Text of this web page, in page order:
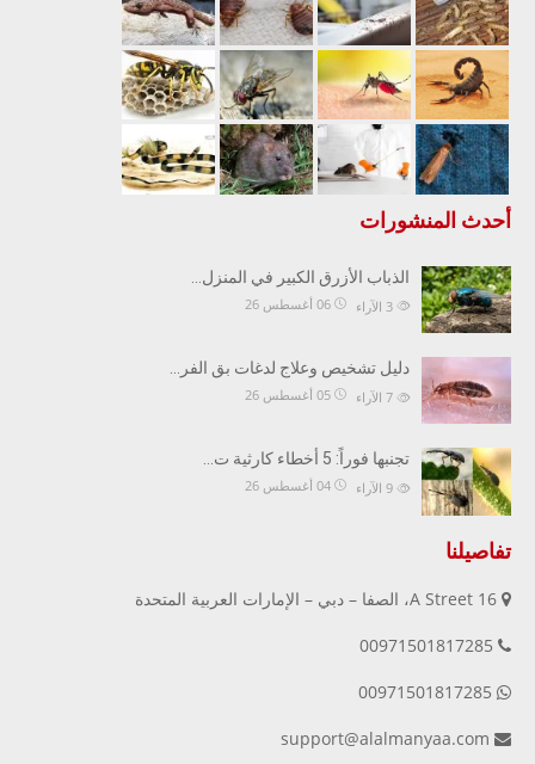
أحدث المنشورات
الذباب الأزرق الكبير في المنزل…
06 أغسطس 26 الآراء
دليل تشخيص وعلاج لدغات بق الفر…
05 أغسطس 26 الآراء
تجنبها فوراً: 5 أخطاء كارثية ت…
04 أغسطس 26 الآراء
تفاصيلنا